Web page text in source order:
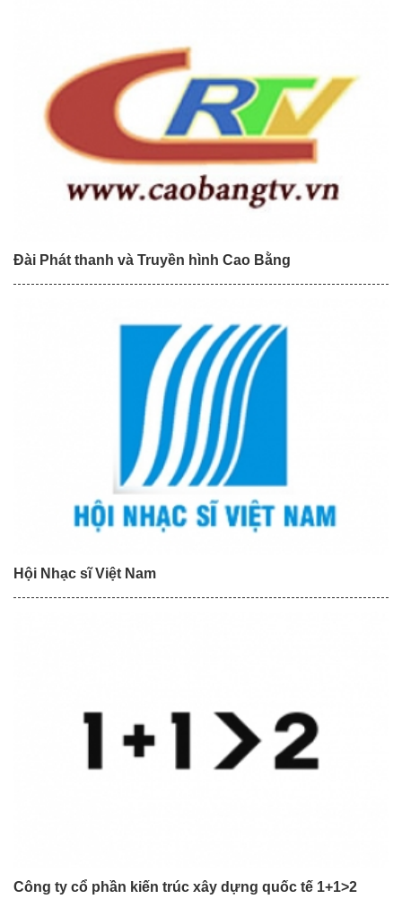
Đài Phát thanh và Truyền hình Cao Bằng
Hội Nhạc sĩ Việt Nam
Công ty cổ phần kiến trúc xây dựng quốc tế 1+1>2